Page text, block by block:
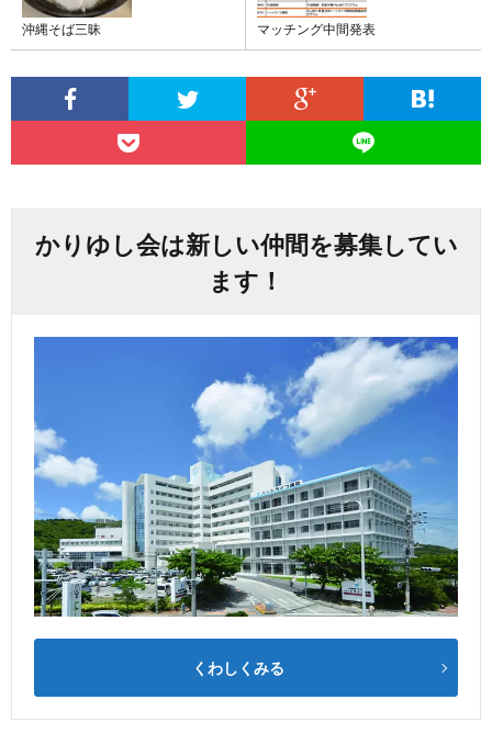
沖縄そば三昧 マッチング中間発表
かりゆし会は新しい仲間を募集してい
ます！
くわしくみる